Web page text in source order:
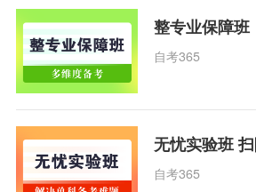
整专业保障班
自考365
无忧实验班
自考365